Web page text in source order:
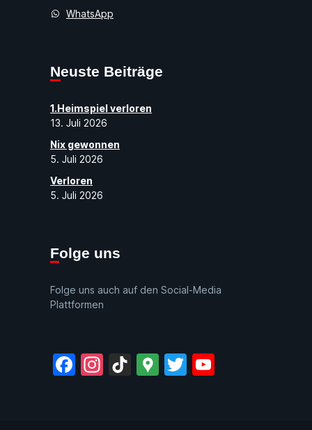
WhatsApp
Neuste Beiträge
1.Heimspiel verloren
13. Juli 2026
Nix gewonnen
5. Juli 2026
Verloren
5. Juli 2026
Folge uns
Folge uns auch auf den Social-Media
Plattformen
Facebook
Instagram
TikTok
GoogleTwitter